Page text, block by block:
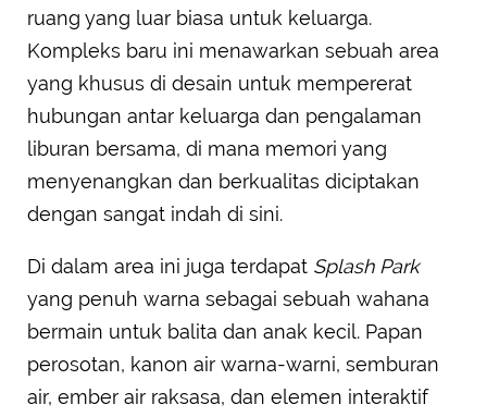
ruang yang luar biasa untuk keluarga.
Kompleks baru ini menawarkan sebuah area
yang khusus di desain untuk mempererat
hubungan antar keluarga dan pengalaman
liburan bersama, di mana memori yang
menyenangkan dan berkualitas diciptakan
dengan sangat indah di sini.
Di dalam area ini juga terdapat Splash Park
yang penuh warna sebagai sebuah wahana
bermain untuk balita dan anak kecil. Papan
perosotan, kanon air warna-warni, semburan
air, ember air raksasa, dan elemen interaktif